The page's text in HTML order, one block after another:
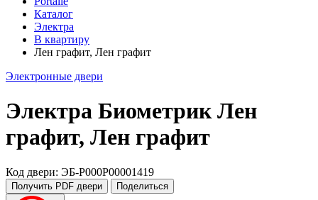
Каталог
Электра
В квартиру
Лен графит, Лен графит
Электронные двери
Электра Биометрик Лен
графит, Лен графит
Код двери: ЭБ-P000P00001419
Получить PDF двери Поделиться